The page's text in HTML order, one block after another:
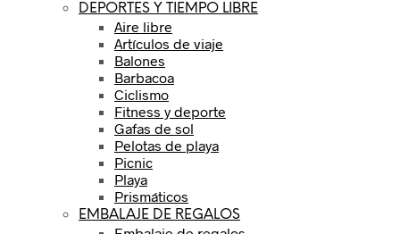
DEPORTES Y TIEMPO LIBRE
Aire libre
Artículos de viaje
Balones
Barbacoa
Ciclismo
Fitness y deporte
Gafas de sol
Pelotas de playa
Picnic
Playa
Prismáticos
EMBALAJE DE REGALOS